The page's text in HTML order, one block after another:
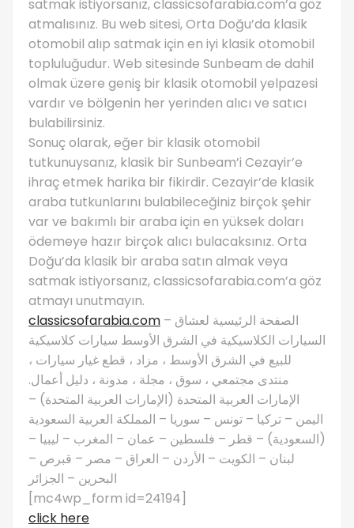
satmak istiyorsanız, classicsofarabia.com’a göz
atmalısınız. Bu web sitesi, Orta Doğu’da klasik
otomobil alıp satmak için en iyi klasik otomobil
topluluğudur. Web sitesinde Sunbeam de dahil
olmak üzere geniş bir klasik otomobil yelpazesi
vardır ve bölgenin her yerinden alıcı ve satıcı
bulabilirsiniz.
Sonuç olarak, eğer bir klasik otomobil
tutkunuysanız, klasik bir Sunbeam’i Cezayir’e
ihraç etmek harika bir fikirdir. Cezayir’de klasik
araba tutkunlarını bulabileceğiniz birçok şehir
var ve bakımlı bir araba için en yüksek doları
ödemeye hazır birçok alıcı bulacaksınız. Orta
Doğu’da klasik bir araba satın almak veya
satmak istiyorsanız, classicsofarabia.com’a göz
atmayı unutmayın.
classicsofarabia.com – الصفحة الرئيسية لعشاق
السيارات الكلاسيكية في الشرق الأوسط سيارات كلاسيكية
للبيع في الشرق الأوسط ، مزاد ، قطع غيار سيارات ،
منتدى مجتمعي ، سوق ، مجلة ، مدونة ، دليل أعمال.
الإمارات العربية المتحدة (الإمارات العربية المتحدة) –
اليمن – تركيا – تونس – سوريا – المملكة العربية السعودية
(السعودية) – قطر – فلسطين – عمان – المغرب – ليبيا –
لبنان – الكويت – الأردن – العراق – مصر – قبرص –
البحرين – الجزائر
[mc4wp_form id=24194]
click here